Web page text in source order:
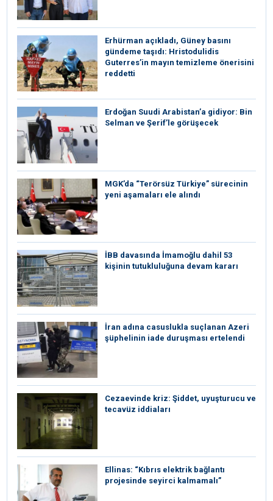
Erhürman açıkladı, Güney basını
gündeme taşıdı: Hristodulidis
Guterres’in mayın temizleme önerisini
reddetti
Erdoğan Suudi Arabistan’a gidiyor: Bin
Selman ve Şerif’le görüşecek
MGK’da “Terörsüz Türkiye” sürecinin
yeni aşamaları ele alındı
İBB davasında İmamoğlu dahil 53
kişinin tutukluluğuna devam kararı
İran adına casuslukla suçlanan Azeri
şüphelinin iade duruşması ertelendi
Cezaevinde kriz: Şiddet, uyuşturucu ve
tecavüz iddiaları
Ellinas: “Kıbrıs elektrik bağlantı
projesinde seyirci kalmamalı”